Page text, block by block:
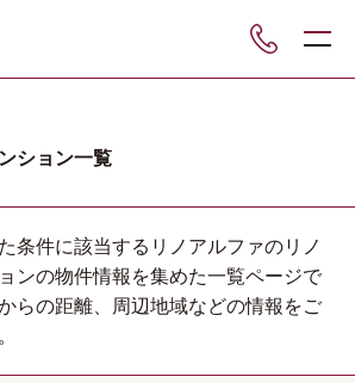
ション一覧
条件に該当するリノアルファのリノ
ンの物件情報を集めた一覧ページで
らの距離、周辺地域などの情報をご